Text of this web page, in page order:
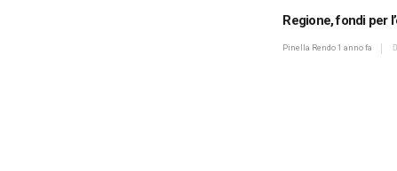
Regione, fondi per
Pinella Rendo1 anno fa